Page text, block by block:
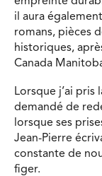
il aura
romans, pièces
historiques,
Canada
Lorsque j’ai pris
demandé de
lorsque ses
Jean-Pierre
constante de
figer.